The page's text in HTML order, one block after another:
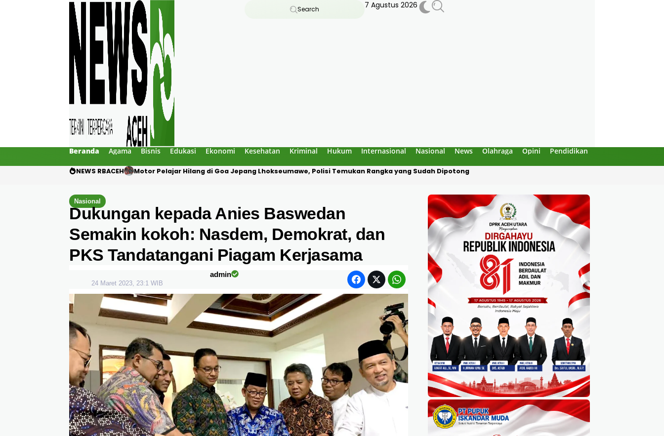
Search 7 Agustus 2026
Beranda Agama Bisnis Edukasi Ekonomi Kesehatan Kriminal Hukum Internasional Nasional News Olahraga Opini Pendidikan
NEWS RBACEH Mengaku Polisi, Tiga Pria Diduga Culik Warga di Pidie Jaya, Korban Disekap Dua Hari
Nasional
Dukungan kepada Anies Baswedan
Semakin kokoh: Nasdem, Demokrat, dan
PKS Tandatangani Piagam Kerjasama
admin
24 Maret 2023, 23:1 WIB